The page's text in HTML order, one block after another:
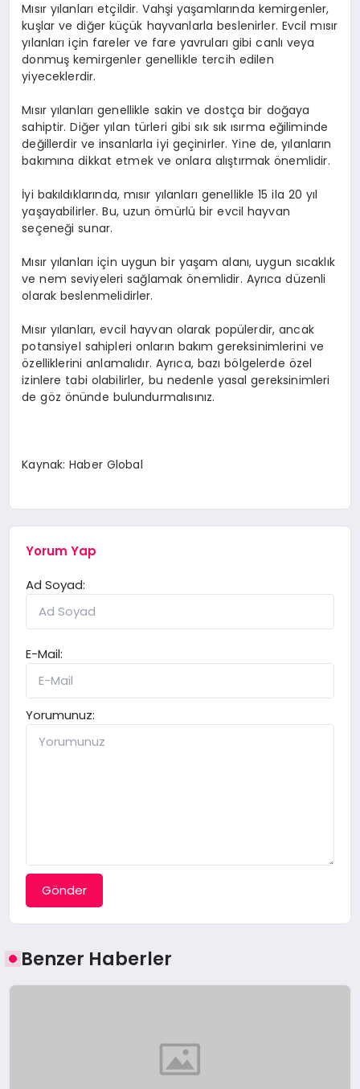
Mısır yılanları etçildir. Vahşi yaşamlarında kemirgenler,
kuşlar ve diğer küçük hayvanlarla beslenirler. Evcil mısır
yılanları için fareler ve fare yavruları gibi canlı veya
donmuş kemirgenler genellikle tercih edilen
yiyeceklerdir.
Mısır yılanları genellikle sakin ve dostça bir doğaya
sahiptir. Diğer yılan türleri gibi sık sık ısırma eğiliminde
değillerdir ve insanlarla iyi geçinirler. Yine de, yılanların
bakımına dikkat etmek ve onlara alıştırmak önemlidir.
İyi bakıldıklarında, mısır yılanları genellikle 15 ila 20 yıl
yaşayabilirler. Bu, uzun ömürlü bir evcil hayvan
seçeneği sunar.
Mısır yılanları için uygun bir yaşam alanı, uygun sıcaklık
ve nem seviyeleri sağlamak önemlidir. Ayrıca düzenli
olarak beslenmelidirler.
Mısır yılanları, evcil hayvan olarak popülerdir, ancak
potansiyel sahipleri onların bakım gereksinimlerini ve
özelliklerini anlamalıdır. Ayrıca, bazı bölgelerde özel
izinlere tabi olabilirler, bu nedenle yasal gereksinimleri
de göz önünde bulundurmalısınız.
Kaynak: Haber Global
Yorum Yap
Ad Soyad:
E-Mail:
Yorumunuz:
Gönder
Benzer Haberler